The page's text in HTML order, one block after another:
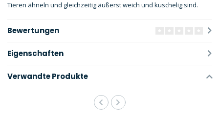
Tieren ähneln und gleichzeitig äußerst weich und kuschelig sind.
Bewertungen
Eigenschaften
Verwandte Produkte